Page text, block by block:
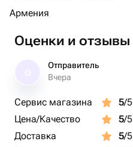
Армения
Оценки и отзывы
Отправитель
Вчера
Сервис магазина 5/5
Цена/Качество
5/5
Доставка
5/5